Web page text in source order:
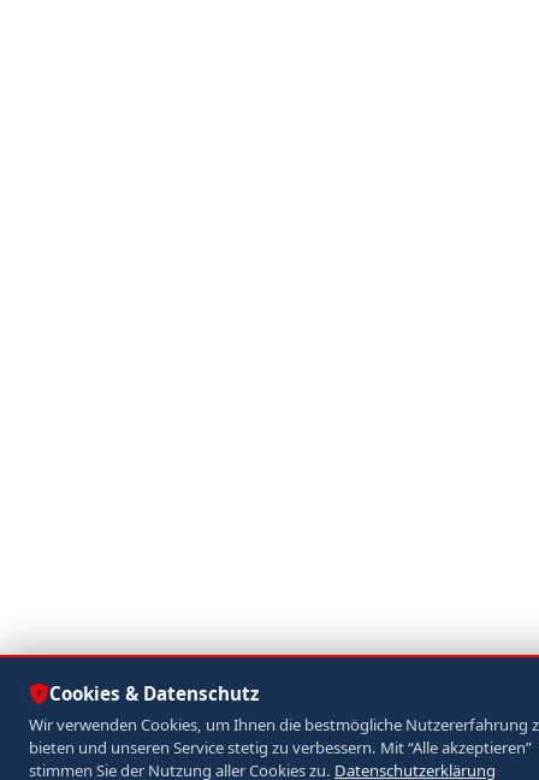
Cookies & Datenschutz
Wir verwenden Cookies, um Ihnen die bestmögliche Nutzererfahrung
bieten und unseren Service stetig zu verbessern. Mit “Alle akzeptieren”
stimmen Sie der Nutzung aller Cookies zu. Datenschutzerklärung